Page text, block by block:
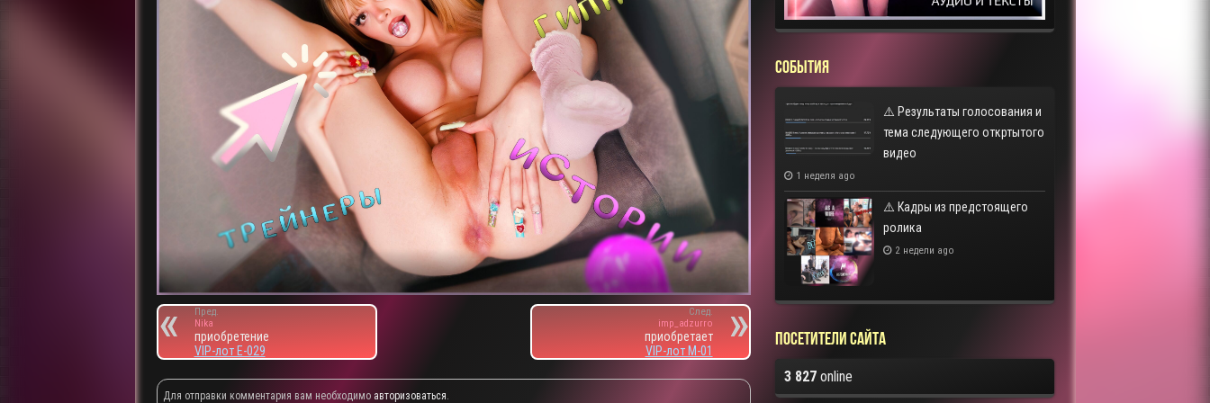
Пред.
Nika
приобретение
VIP-лот E-029
След.
imp_adzurro
приобретает
VIP-лот M-01
Для отправки комментария вам необходимо авторизоваться
СОБЫТИЯ
⚠️ Результаты голосования и
тема следующего откртытого
видео
1 неделя ago
⚠️ Кадры из предстоящего
ролика
2 недели ago
Посетители сайта
3 827online